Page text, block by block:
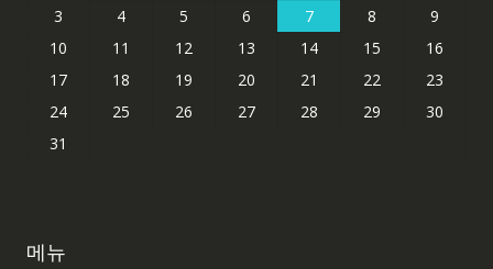
3
4 5 6 7 8
9
10
11 12 13 14 15
16
17
18 19 20 21 22
23
24
25 26 27 28 29
30
31
메뉴